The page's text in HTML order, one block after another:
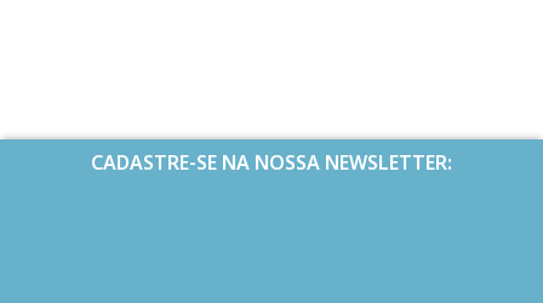
CADASTRE-SE NA NOSSA NEWSLETTER: